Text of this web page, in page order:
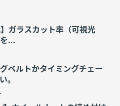
】ガラスカット率（可視光
...
ベルトかタイミングチェー
。